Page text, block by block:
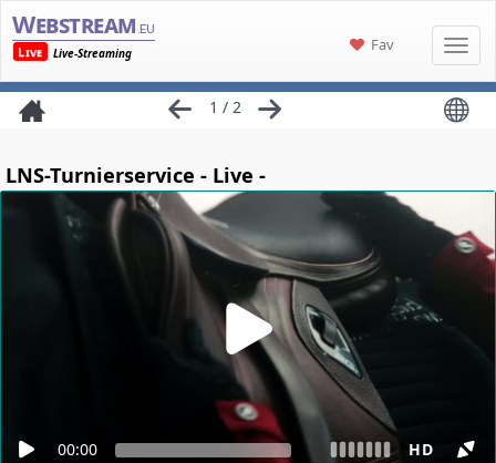
Webstream .eu
Live
Live-Streaming Fav
1 / 2
LNS-Turnierservice - Live -
00:00 HD